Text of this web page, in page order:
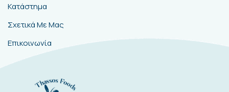
Κατάστημα
Σχετικά Με Μας
Επικοινωνία